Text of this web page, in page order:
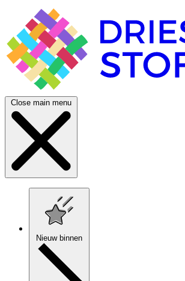
Close main menu
Nieuw binnen